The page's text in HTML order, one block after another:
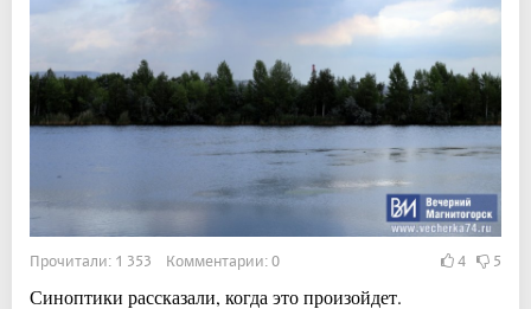
Прочитали: 1 353 Комментарии: 0 4 5
Синоптики рассказали, когда это произойдет.